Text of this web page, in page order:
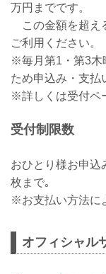
万円までです。
この金額を超え
ご利用ください。
※毎月第1・第3木
ため申込み・支払
※詳しくは受付ペ
受付制限数
おひとり様お申込
枚まで｡
※お支払い方法に
オフィシャル